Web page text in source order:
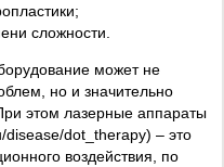
сложности.
может не
но и значительно
этом лазерные аппараты
disease/dot_therapy) – это
воздействия, по